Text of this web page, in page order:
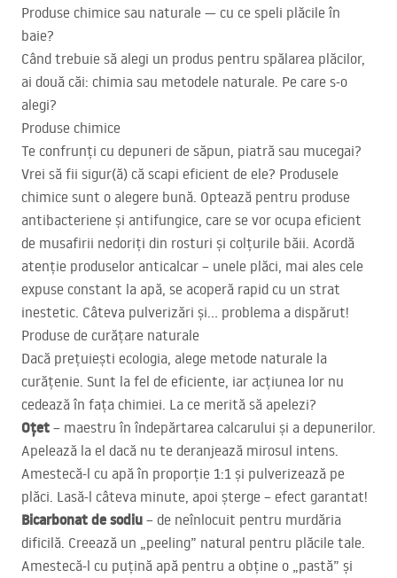
Produse chimice sau naturale — cu ce speli plăcile în
baie?
Când trebuie să alegi un produs pentru spălarea plăcilor,
ai două căi: chimia sau metodele naturale. Pe care s-o
alegi?
Produse chimice
Te confrunți cu depuneri de săpun, piatră sau mucegai?
Vrei să fii sigur(ă) că scapi eficient de ele? Produsele
chimice sunt o alegere bună. Optează pentru produse
antibacteriene și antifungice, care se vor ocupa eficient
de musafirii nedoriți din rosturi și colțurile băii. Acordă
atenție produselor anticalcar – unele plăci, mai ales cele
expuse constant la apă, se acoperă rapid cu un strat
inestetic. Câteva pulverizări și… problema a dispărut!
Produse de curățare naturale
Dacă prețuiești ecologia, alege metode naturale la
curățenie. Sunt la fel de eficiente, iar acțiunea lor nu
cedează în fața chimiei. La ce merită să apelezi?
Oțet – maestru în îndepărtarea calcarului și a depunerilor.
Apelează la el dacă nu te deranjează mirosul intens.
Amestecă-l cu apă în proporție 1:1 și pulverizează pe
plăci. Lasă-l câteva minute, apoi șterge – efect garantat!
Bicarbonat de sodiu – de neînlocuit pentru murdăria
dificilă. Creează un „peeling” natural pentru plăcile tale.
Amestecă-l cu puțină apă pentru a obține o „pastă” și